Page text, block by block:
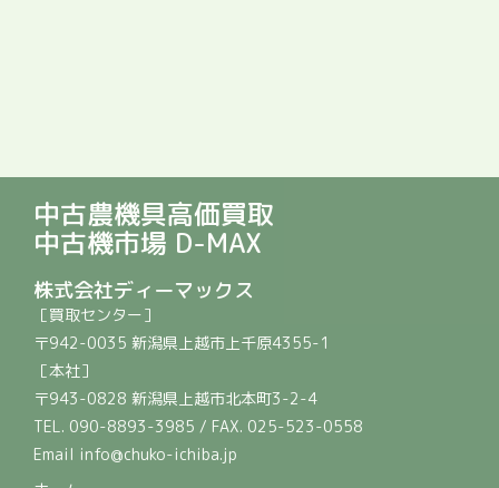
中古農機具高価買取
中古機市場 D-MAX
株式会社ディーマックス
［買取センター］
〒942-0035 新潟県上越市上千原4355-1
［本社］
〒943-0828 新潟県上越市北本町3-2-4
TEL. 090-8893-3985 / FAX. 025-523-0558
Email info@chuko-ichiba.jp